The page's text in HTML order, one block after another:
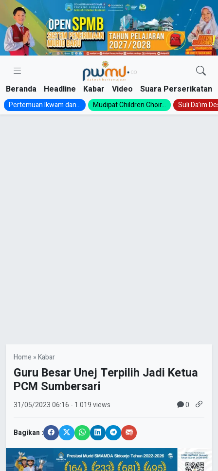
Skip
content
Beranda Headline Kabar Video Suara Perserikatan
Pertemuan Ikwam dan... Mudipat Children Choir... Suli Da’im
Home »Kabar
Guru Besar Unej Terpilih Jadi Ketua
PCM Sumbersari
31/05/202306:16 - 1.019 views 0
Bagikan :